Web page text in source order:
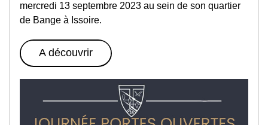
mercredi 13 septembre 2023 au sein de son quartier
de Bange à Issoire.
A découvrir